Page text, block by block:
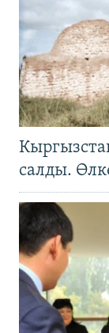
салды.